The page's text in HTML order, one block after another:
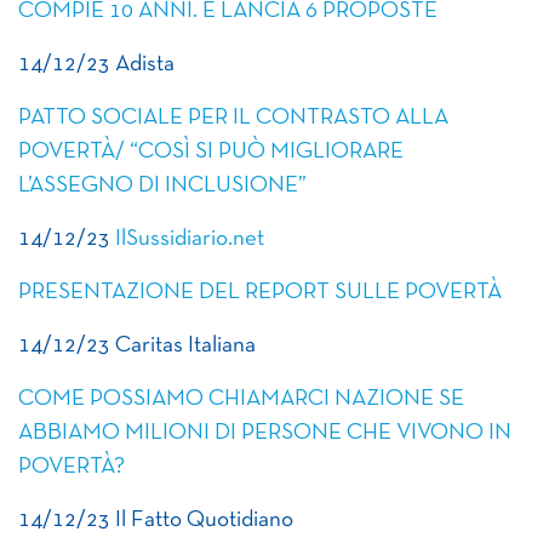
COMPIE 10 ANNI. E LANCIA 6 PROPOSTE
14/12/23 Adista
PATTO SOCIALE PER IL CONTRASTO ALLA
POVERTÀ/ “COSÌ SI PUÒ MIGLIORARE
L’ASSEGNO DI INCLUSIONE”
14/12/23 IlSussidiario.net
PRESENTAZIONE DEL REPORT SULLE POVERTÀ
14/12/23 Caritas Italiana
COME POSSIAMO CHIAMARCI NAZIONE SE
ABBIAMO MILIONI DI PERSONE CHE VIVONO IN
POVERTÀ?
14/12/23 Il Fatto Quotidiano